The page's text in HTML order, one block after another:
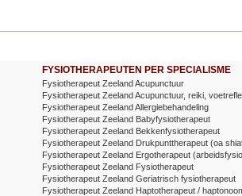
FYSIOTHERAPEUTEN PER SPECIALISME
Fysiotherapeut Zeeland Acupunctuur
Fysiotherapeut Zeeland Acupunctuur, reiki,
Fysiotherapeut Zeeland Allergiebehandeling
Fysiotherapeut Zeeland Babyfysiotherapeut
Fysiotherapeut Zeeland Bekkenfysiotherapeut
Fysiotherapeut Zeeland Drukpunttherapeut (oa
Fysiotherapeut Zeeland Ergotherapeut
Fysiotherapeut Zeeland Fysiotherapeut
Fysiotherapeut Zeeland Geriatrisch fysiotherapeut
Fysiotherapeut Zeeland Haptotherapeut /